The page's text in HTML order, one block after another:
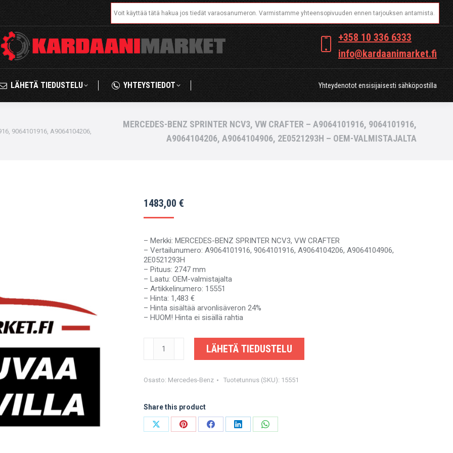
+358 10 336 6333
info@kardaanimarket.fi
LÄHETÄ TIEDUSTELU YHTEYSTIEDOT Yhteydenotot ensisijaisesti sähköpostilla
9064101916, A9064104206,
MERCEDES-BENZ SPRINTER NCV3, VW CRAFTER – A9064101916, 9064101916,
A9064104206, A9064104906, 2E0521293H – OEM-VALMISTAJALTA
1483,00 €
– Merkki: MERCEDES-BENZ SPRINTER NCV3, VW CRAFTER
– Vertailunumero: A9064101916, 9064101916, A9064104206, A9064104906,
2E0521293H
– Pituus: 2747 mm
– Laatu: OEM-valmistajalta
– Artikkelinumero: 15551
– Hinta: 1,483 €
– Hinta sisältää arvonlisäveron 24%
– HUOM! Hinta ei sisällä rahtia
SPRINTER
VW
A9064101916,
9064101916,
A9064104206,
LÄHETÄ TIEDUSTELU
Osasto: Mercedes-Benz Tuotetunnus (SKU): 15551
Share this product
Share
Share
Share
Share
Share
LÄHETÄ TIEDUSTELU YHTEYSTIEDOT Yhteydenotot ensisijaisesti sähköpostilla